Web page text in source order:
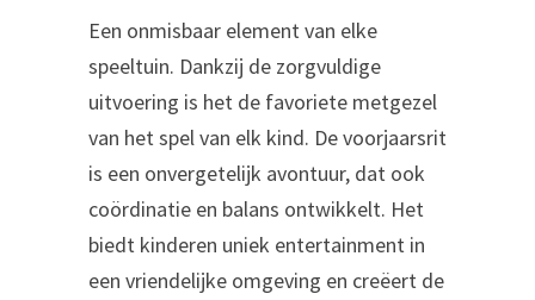
‎‎‎‎‎‎‎‎‎‎‎‎‎Een onmisbaar element van elke
speeltuin. Dankzij de zorgvuldige
uitvoering is het de favoriete metgezel
van het spel van elk kind. De voorjaarsrit
is een onvergetelijk avontuur, dat ook
coördinatie en balans ontwikkelt. Het
biedt kinderen uniek entertainment in
een vriendelijke omgeving en creëert de